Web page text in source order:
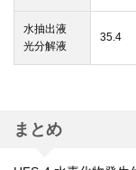
水抽出液
光分解液
35.4
まとめ